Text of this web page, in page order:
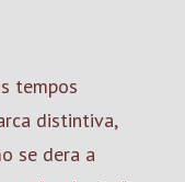
tempos
distintiva,
se dera a